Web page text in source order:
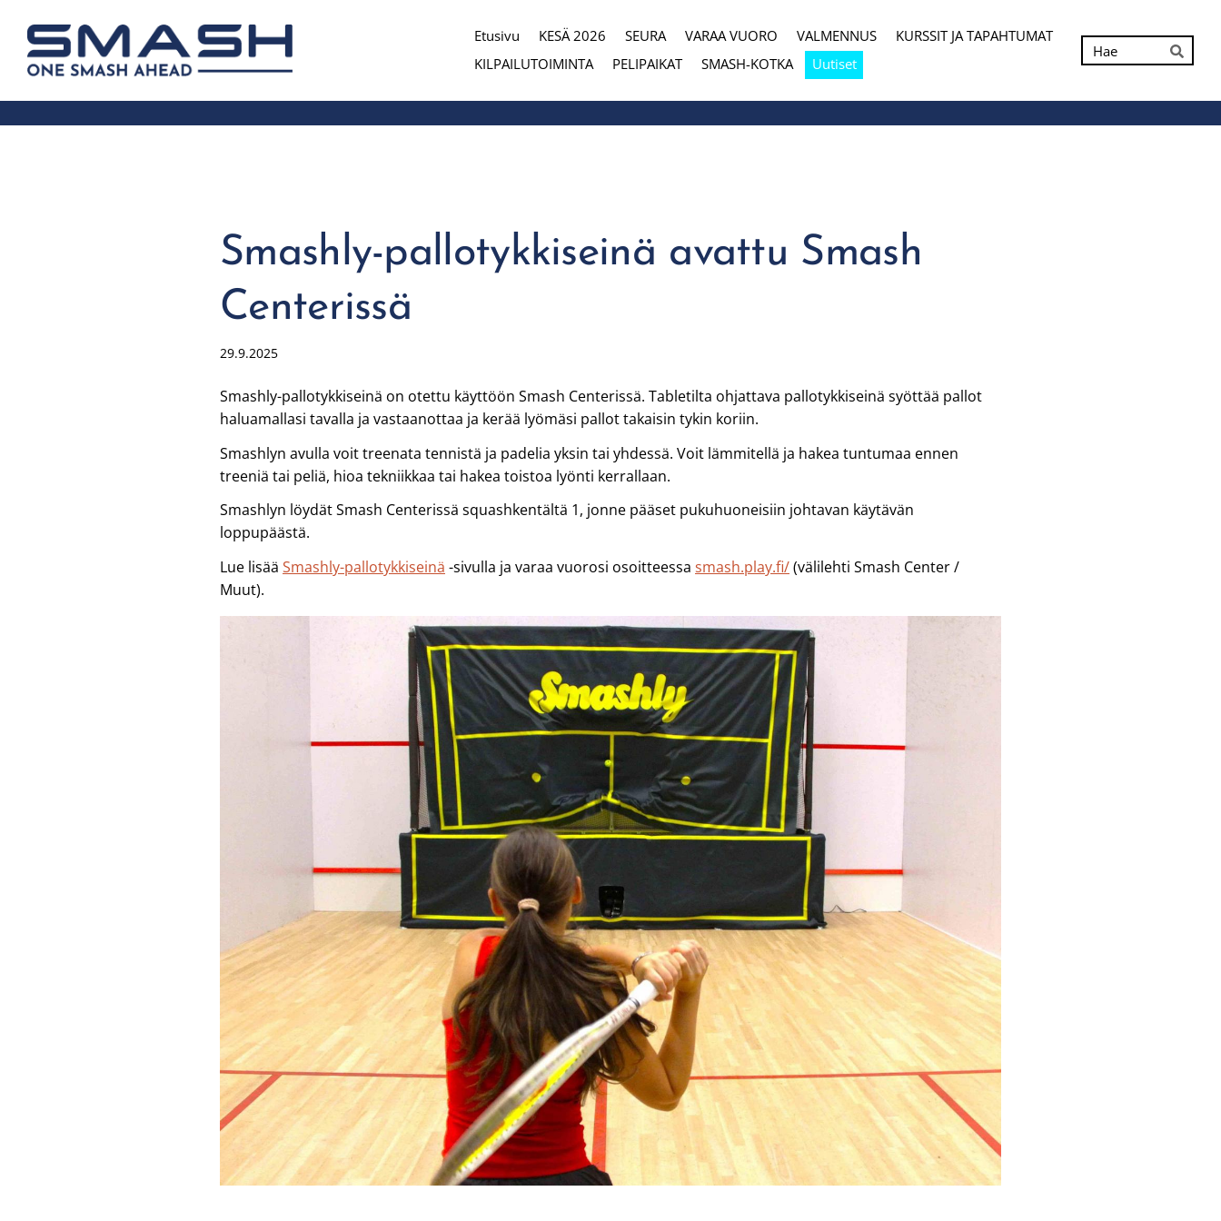
Siirry
sivun
sisältöön
Smash ry - Suomen suurin mailapeliseura
Etusivu KESÄ 2026 SEURA VARAA VUORO VALMENNUS
KURSSIT JA TAPAHTUMAT
KILPAILUTOIMINTA
PELIPAIKAT SMASH-KOTKA Uutiset Hae
Smashly-pallotykkiseinä avattu Smash
Centerissä
29.9.2025
Smashly-pallotykkiseinä on otettu käyttöön Smash Centerissä. Tabletilta ohjattava pallotykkiseinä syöttää pallot
haluamallasi tavalla ja vastaanottaa ja kerää lyömäsi pallot takaisin tykin koriin.
Smashlyn avulla voit treenata tennistä ja padelia yksin tai yhdessä. Voit lämmitellä ja hakea tuntumaa ennen
treeniä tai peliä, hioa tekniikkaa tai hakea toistoa lyönti kerrallaan.
Smashlyn löydät Smash Centerissä squashkentältä 1, jonne pääset pukuhuoneisiin johtavan käytävän
loppupäästä.
Lue lisää Smashly-pallotykkiseinä -sivulla ja varaa vuorosi osoitteessa smash.play.fi/(välilehti Smash Center /
Muut).